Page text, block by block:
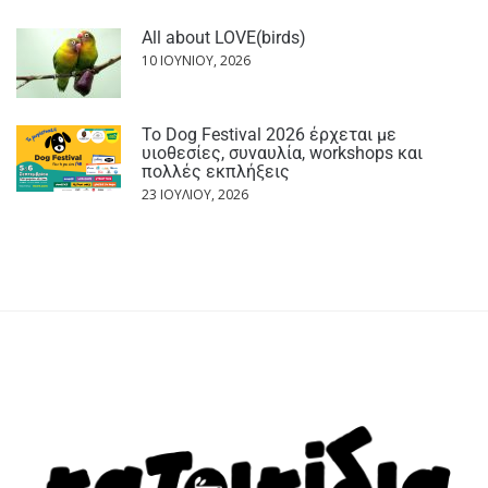
All about LOVE(birds)
10 ΙΟΥΝΊΟΥ, 2026
Το Dog Festival 2026 έρχεται με
υιοθεσίες, συναυλία, workshops και
πολλές εκπλήξεις
23 ΙΟΥΛΊΟΥ, 2026